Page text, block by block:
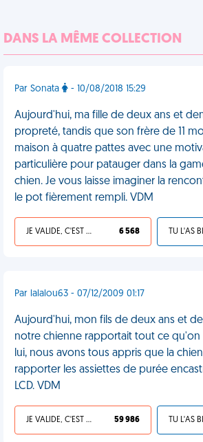
DANS LA MÊME COLLECTION
Par Sonata - 10/08/2018 15:29
Aujourd'hui, ma fille de deux ans et
propreté, tandis que son frère de 11
maison à quatre pattes avec une
particulière pour patauger dans la
chien. Je vous laisse imaginer la
le pot fièrement rempli. VDM
JE VALIDE, C'EST UNE VDM 6 568
Par lalalou63 - 07/12/2009 01:17
Aujourd'hui, mon fils de deux ans et
notre chienne rapportait tout ce qu'on
lui, nous avons tous appris que la
rapporter les assiettes de purée
LCD. VDM
JE VALIDE, C'EST UNE VDM 59 986